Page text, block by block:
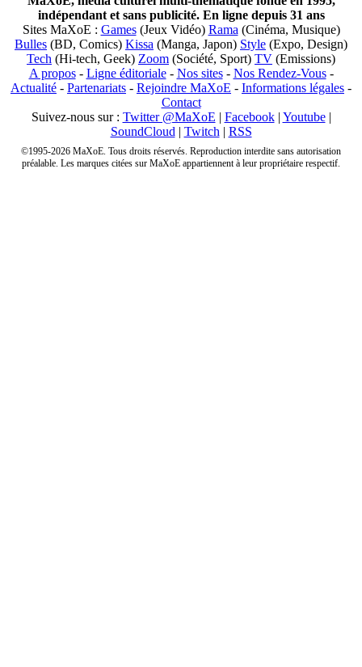
indépendant et sans publicité. En ligne depuis 31 ans
Sites MaXoE : Games(Jeux Vidéo) Rama (Cinéma, Musique)
Bulles (BD, Comics) Kissa (Manga, Japon) Style (Expo, Design)
Tech (Hi-tech, Geek) Zoom (Société, Sport) TV (Emissions)
A propos- Ligne éditoriale- Nos sites- Nos Rendez-Vous-
Actualité - Partenariats - Rejoindre MaXoE - Informations légales -
Contact
Suivez-nous sur : Twitter @MaXoE | Facebook| Youtube|
SoundCloud | Twitch | RSS
©1995-2026 MaXoE. Tous droits réservés. Reproduction interdite sans autorisation
préalable. Les marques citées sur MaXoE appartiennent à leur propriétaire respectif.